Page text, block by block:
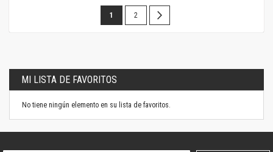
Página
Estás
página
1 Página
2
MI LISTA DE FAVORITOS
No tiene ningún elemento en su lista de favoritos.